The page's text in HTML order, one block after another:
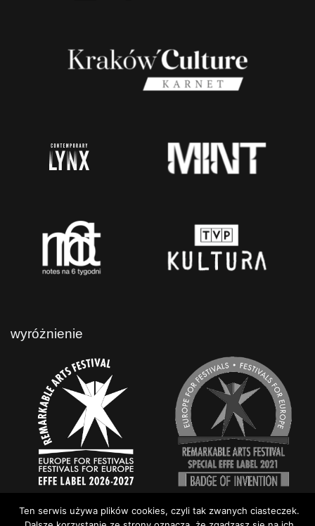
wyróżnienie
Ten serwis używa plików cookies, czyli tak zwanych ciasteczek.